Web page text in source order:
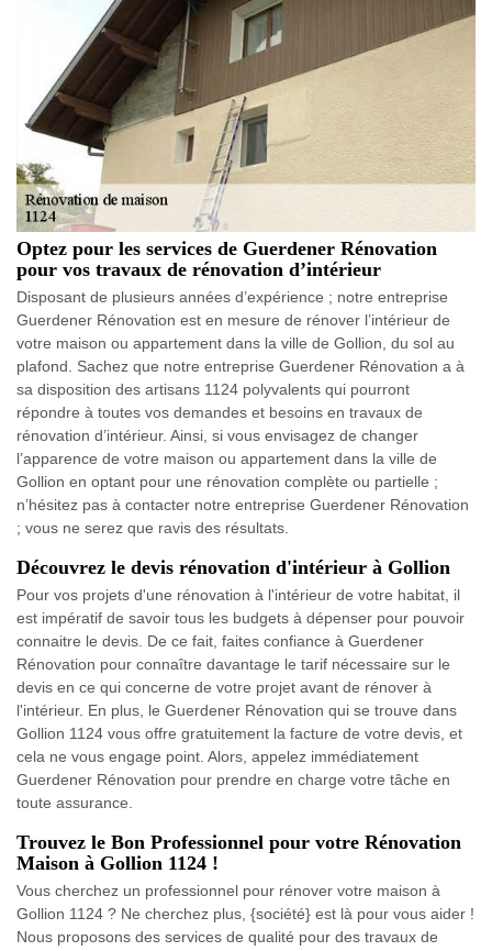
Optez pour les services de Guerdener Rénovation
pour vos travaux de rénovation d’intérieur
Disposant de plusieurs années d’expérience ; notre entreprise
Guerdener Rénovation est en mesure de rénover l’intérieur de
votre maison ou appartement dans la ville de Gollion, du sol au
plafond. Sachez que notre entreprise Guerdener Rénovation a à
sa disposition des artisans 1124 polyvalents qui pourront
répondre à toutes vos demandes et besoins en travaux de
rénovation d’intérieur. Ainsi, si vous envisagez de changer
l’apparence de votre maison ou appartement dans la ville de
Gollion en optant pour une rénovation complète ou partielle ;
n’hésitez pas à contacter notre entreprise Guerdener Rénovation
; vous ne serez que ravis des résultats.
Découvrez le devis rénovation d'intérieur à Gollion
Pour vos projets d'une rénovation à l'intérieur de votre habitat, il
est impératif de savoir tous les budgets à dépenser pour pouvoir
connaitre le devis. De ce fait, faites confiance à Guerdener
Rénovation pour connaître davantage le tarif nécessaire sur le
devis en ce qui concerne de votre projet avant de rénover à
l'intérieur. En plus, le Guerdener Rénovation qui se trouve dans
Gollion 1124 vous offre gratuitement la facture de votre devis, et
cela ne vous engage point. Alors, appelez immédiatement
Guerdener Rénovation pour prendre en charge votre tâche en
toute assurance.
Trouvez le Bon Professionnel pour votre Rénovation
Maison à Gollion 1124 !
Vous cherchez un professionnel pour rénover votre maison à
Gollion 1124 ? Ne cherchez plus, {société} est là pour vous aider !
Nous proposons des services de qualité pour des travaux de